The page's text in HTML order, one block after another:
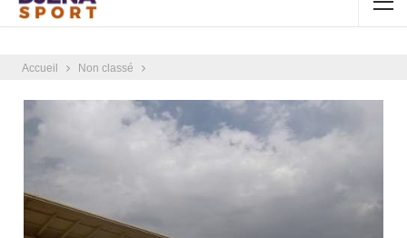
Accueil Non classé